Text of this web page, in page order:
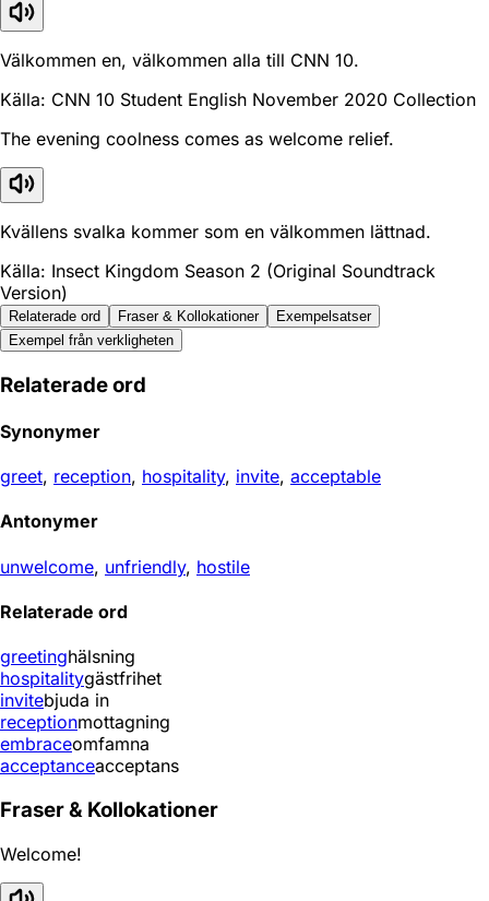
Välkommen en, välkommen alla till CNN 10.
Källa: CNN 10 Student English November 2020 Collection
The evening coolness comes as welcome relief.
Kvällens svalka kommer som en välkommen lättnad.
Källa: Insect Kingdom Season 2 (Original Soundtrack
Version)
Relaterade ord Fraser & Kollokationer
Exempelsatser
Exempel från verkligheten
Relaterade ord
Synonymer
greet, reception, hospitality, invite, acceptable
Antonymer
unwelcome, unfriendly, hostile
Relaterade ord
greetinghälsning
hospitalitygästfrihet
invitebjuda in
receptionmottagning
embraceomfamna
acceptanceacceptans
Fraser & Kollokationer
Welcome!